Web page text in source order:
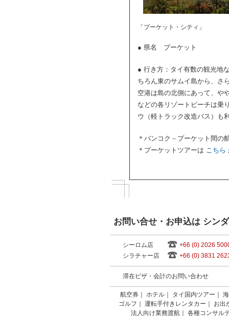
「プーケット・シティ」
● 県名 プーケット
● 行き方：タイ有数の観光地
ちろん東のサムイ島から、さ
空港は島の北側にあって、や
などの各リゾートビーチは乗
ウ（軽トラック改造バス）も
＊バンコク－プーケット間の
＊プーケットツアーは こちら
お問い合せ・お申込は シン
シーロム店
+66 (0) 2026
シラチャー店
+66 (0) 3831
滞在ビザ・会計のお問い合わせ
航空券 ホテル タイ国内ツアー
ゴルフ
運転手付きレンタカー
お出
法人向け業務渡航
各種コンサル